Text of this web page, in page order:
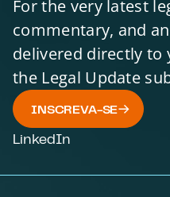
For the very latest
commentary, and
delivered directly to
the Legal Update
INSCREVA-SE
LinkedIn